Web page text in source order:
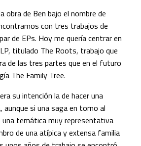
obra de Ben bajo el nombre de
con tres trabajos de
de EPs. Hoy me quería centrar en
titulado The Roots, trabajo que
de las tres partes que en el futuro
The Family Tree.
su intención la de hacer una
aunque si una saga en torno al
temática muy representativa
de una atípica y extensa familia